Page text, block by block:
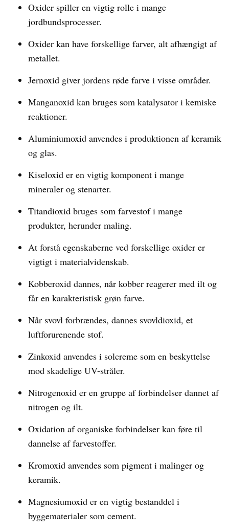
Oxider spiller en vigtig rolle i mange
jordbundsprocesser.
Oxider kan have forskellige farver, alt afhængigt af
metallet.
Jernoxid giver jordens røde farve i visse områder.
Manganoxid kan bruges som katalysator i kemiske
reaktioner.
Aluminiumoxid anvendes i produktionen af keramik
og glas.
Kiseloxid er en vigtig komponent i mange
mineraler og stenarter.
Titandioxid bruges som farvestof i mange
produkter, herunder maling.
At forstå egenskaberne ved forskellige oxider er
vigtigt i materialvidenskab.
Kobberoxid dannes, når kobber reagerer med ilt og
får en karakteristisk grøn farve.
Når svovl forbrændes, dannes svovldioxid, et
luftforurenende stof.
Zinkoxid anvendes i solcreme som en beskyttelse
mod skadelige UV-stråler.
Nitrogenoxid er en gruppe af forbindelser dannet af
nitrogen og ilt.
Oxidation af organiske forbindelser kan føre til
dannelse af farvestoffer.
Kromoxid anvendes som pigment i malinger og
keramik.
Magnesiumoxid er en vigtig bestanddel i
byggematerialer som cement.